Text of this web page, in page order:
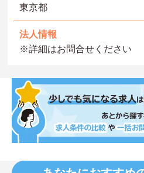
東京都
法人情報
※詳細はお問合せください